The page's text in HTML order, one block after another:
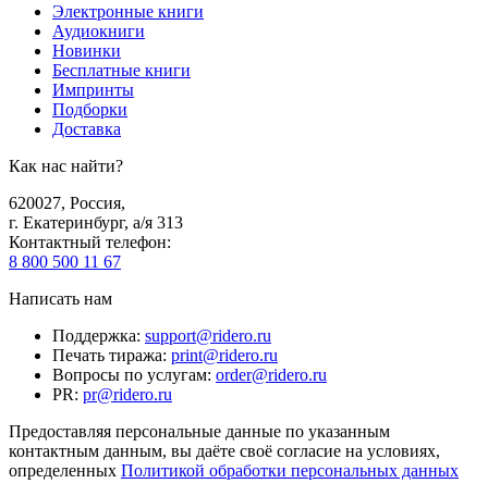
Электронные книги
Аудиокниги
Новинки
Бесплатные книги
Импринты
Подборки
Доставка
Как нас найти?
620027, Россия,
г. Екатеринбург, а/я 313
Контактный телефон:
8 800 500 11 67
Написать нам
Поддержка: support@ridero.ru
Печать тиража: print@ridero.ru
Вопросы по услугам: order@ridero.ru
PR: pr@ridero.ru
Предоставляя персональные данные по указанным
контактным данным, вы даёте своё согласие на условиях,
определенных Политикой обработки персональных данных